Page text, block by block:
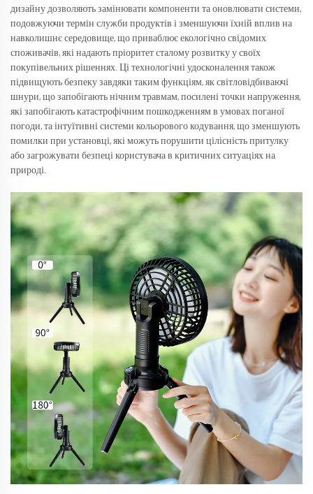
дизайну дозволяють замінювати компоненти та оновлювати системи,
подовжуючи термін служби продуктів і зменшуючи їхній вплив на
навколишнє середовище, що приваблює екологічно свідомих
споживачів, які надають пріоритет сталому розвитку у своїх
покупівельних рішеннях. Ці технологічні удосконалення також
підвищують безпеку завдяки таким функціям, як світловідбиваючі
шнури, що запобігають нічним травмам, посилені точки напруження,
які запобігають катастрофічним пошкодженням в умовах поганої
погоди, та інтуїтивні системи кольорового кодування, що зменшують
помилки при установці, які можуть порушити цілісність притулку
або загрожувати безпеці користувача в критичних ситуаціях на
природі.